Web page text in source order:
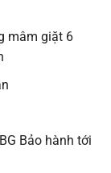
mâm giặt 6
Bảo hành tới